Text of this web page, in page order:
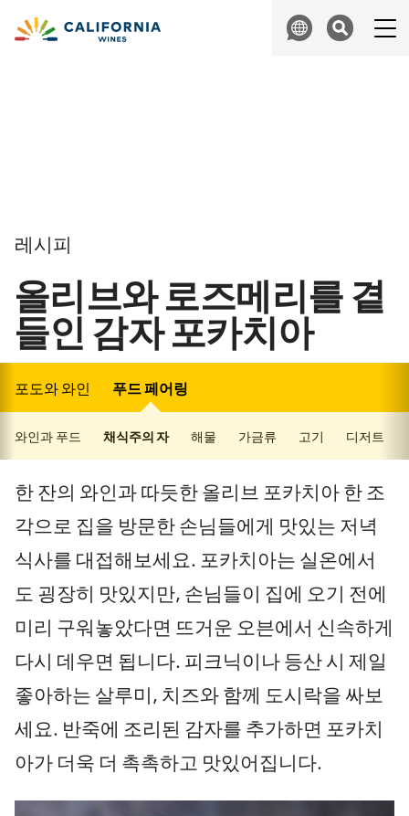
Search
레시피
올리브와 로즈메리를 곁
들인 감자 포카치아
포도와 와인 푸드 페어링
와인과 푸드 채식주의 자 해물 가금류 고기 디저트
한 잔의 와인과 따듯한 올리브 포카치아 한 조
각으로 집을 방문한 손님들에게 맛있는 저녁
식사를 대접해보세요. 포카치아는 실온에서
도 굉장히 맛있지만, 손님들이 집에 오기 전에
미리 구워놓았다면 뜨거운 오븐에서 신속하게
다시 데우면 됩니다. 피크닉이나 등산 시 제일
좋아하는 살루미, 치즈와 함께 도시락을 싸보
세요. 반죽에 조리된 감자를 추가하면 포카치
아가 더욱 더 촉촉하고 맛있어집니다.